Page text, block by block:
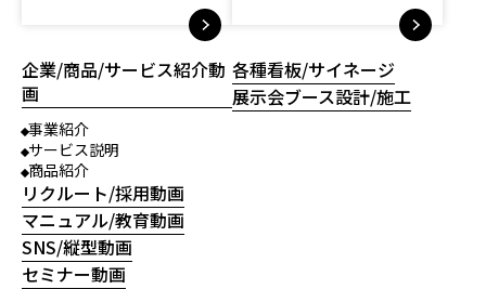
企業/商品/サービス紹介動
画
事業紹介
サービス説明
商品紹介
リクルート/採用動画
マニュアル/教育動画
SNS/縦型動画
セミナー動画
各種看板/サイネージ
展示会ブース設計/施工